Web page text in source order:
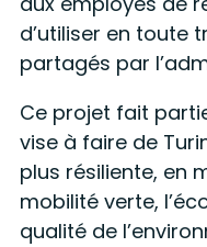
d’utiliser en toute
partagés par
Ce projet fait
vise à faire de
plus résiliente, en
mobilité verte,
qualité de